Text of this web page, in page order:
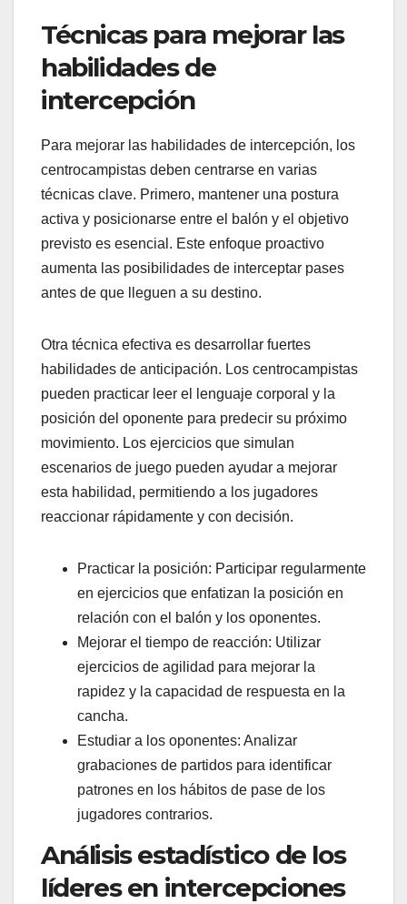
Técnicas para mejorar las
habilidades de
intercepción
Para mejorar las habilidades de intercepción, los
centrocampistas deben centrarse en varias
técnicas clave. Primero, mantener una postura
activa y posicionarse entre el balón y el objetivo
previsto es esencial. Este enfoque proactivo
aumenta las posibilidades de interceptar pases
antes de que lleguen a su destino.
Otra técnica efectiva es desarrollar fuertes
habilidades de anticipación. Los centrocampistas
pueden practicar leer el lenguaje corporal y la
posición del oponente para predecir su próximo
movimiento. Los ejercicios que simulan
escenarios de juego pueden ayudar a mejorar
esta habilidad, permitiendo a los jugadores
reaccionar rápidamente y con decisión.
Practicar la posición: Participar regularmente
en ejercicios que enfatizan la posición en
relación con el balón y los oponentes.
Mejorar el tiempo de reacción: Utilizar
ejercicios de agilidad para mejorar la
rapidez y la capacidad de respuesta en la
cancha.
Estudiar a los oponentes: Analizar
grabaciones de partidos para identificar
patrones en los hábitos de pase de los
jugadores contrarios.
Análisis estadístico de los
líderes en intercepciones